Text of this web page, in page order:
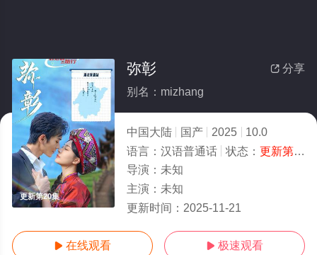
更新第20集
 分享
弥彰
别名：mizhang
中国大陆 国产 2025
10.0
语言： 汉语普通话 状态： 更新第20集
导演： 未知
主演： 未知
更新时间： 2025-11-21
 在线观看  极速观看